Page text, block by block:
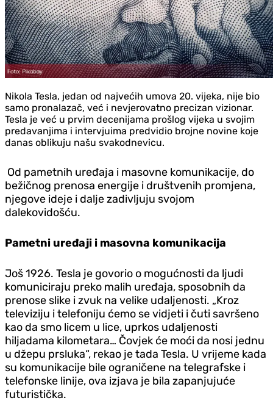
Nikola Tesla, jedan od najvećih umova 20. vijeka, nije bio
samo pronalazač, već i nevjerovatno precizan vizionar.
Tesla je već u prvim decenijama prošlog vijeka u svojim
predavanjima i intervjuima predvidio brojne novine koje
danas oblikuju našu svakodnevicu.
Od pametnih uređaja i masovne komunikacije, do
bežičnog prenosa energije i društvenih promjena,
njegove ideje i dalje zadivljuju svojom
dalekovidošću.
Pametni uređaji i masovna komunikacija
Još 1926. Tesla je govorio o mogućnosti da ljudi
komuniciraju preko malih uređaja, sposobnih da
prenose slike i zvuk na velike udaljenosti. „Kroz
televiziju i telefoniju ćemo se vidjeti i čuti savršeno
kao da smo licem u lice, uprkos udaljenosti
hiljadama kilometara… Čovjek će moći da nosi jednu
u džepu prsluka“, rekao je tada Tesla. U vrijeme kada
su komunikacije bile ograničene na telegrafske i
telefonske linije, ova izjava je bila zapanjujuće
futuristička.